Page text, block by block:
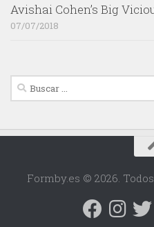
Avishai Cohen’s Big
07/07/2018
Buscar:
Formby.es © 2026.